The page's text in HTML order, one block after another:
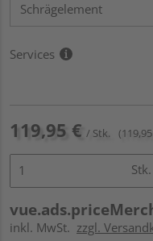
Services
119,95 € / Stk.
Stk.
inkl. MwSt. zzgl.